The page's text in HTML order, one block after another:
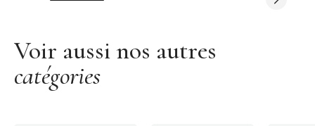
Voir aussi nos autres
catégories